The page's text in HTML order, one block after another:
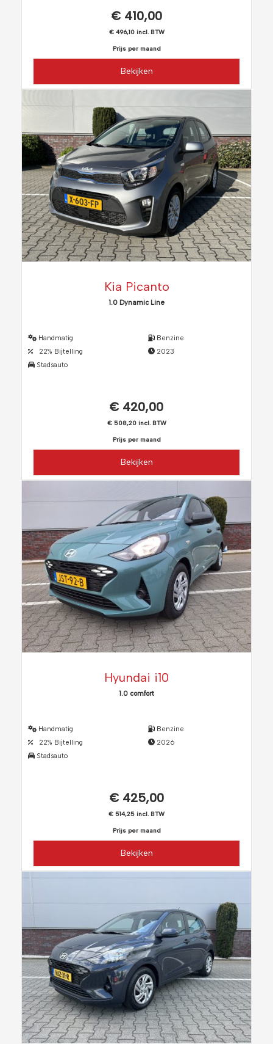
€ 410,00
€ 496,10 incl. BTW
Prijs per maand
Bekijken
Kia Picanto
1.0 Dynamic Line
Handmatig
22% Bijtelling
Stadsauto
Benzine
2023
€ 420,00
€ 508,20 incl. BTW
Prijs per maand
Bekijken
Hyundai i10
1.0 comfort
Handmatig
22% Bijtelling
Stadsauto
Benzine
2026
€ 425,00
€ 514,25 incl. BTW
Prijs per maand
Bekijken